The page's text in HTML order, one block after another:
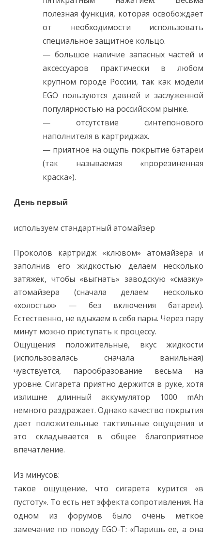
полезная функция, которая освобождает
от необходимости использовать
специальное защитное кольцо.
— большое наличие запасных частей и
аксессуаров практически в любом
крупном городе России, так как модели
EGO пользуются давней и заслуженной
популярностью на российском рынке.
— отсутствие синтепонового
наполнителя в картриджах.
— приятное на ощупь покрытие батареи
(так называемая «прорезиненная
краска»).
День первый
используем стандартный атомайзер
Проколов картридж «клювом» атомайзера и
заполнив его жидкостью делаем несколько
затяжек, чтобы «выгнать» заводскую «смазку»
атомайзера (сначала делаем несколько
«холостых» — без включения батареи).
Естественно, не вдыхаем в себя пары. Через пару
минут можно приступать к процессу.
Ощущения положительные, вкус жидкости
(использовалась сначала ванильная)
чувствуется, парообразование весьма на
уровне. Сигарета приятно держится в руке, хотя
излишне длинный аккумулятор 1000 mAh
немного раздражает. Однако качество покрытия
дает положительные тактильные ощущения и
это складывается в общее благоприятное
впечатление.
Из минусов:
такое ощущение, что сигарета курится «в
пустоту». То есть нет эффекта сопротивления. На
одном из форумов было очень меткое
замечание по поводу EGO-T: «Паришь ее, а она